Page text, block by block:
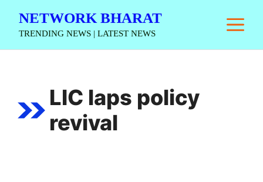
NETWORK BHARAT
TRENDING NEWS | LATEST NEWS
LIC laps policy
revival